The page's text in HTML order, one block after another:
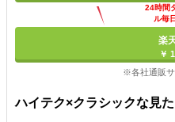
24時間
ル毎
楽
￥
※各社通販サ
ハイテク×クラシックな見